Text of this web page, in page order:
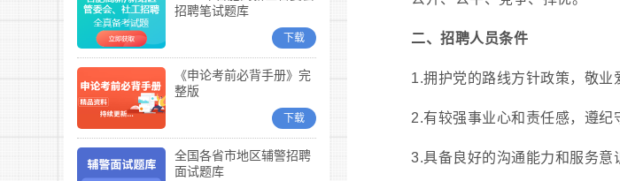
招聘笔试题库
下载
《申论考前必背手册》完
整版
下载
全国各省市地区辅警招聘
面试题库
二、招聘人员条件
1.拥护党的路线方针政策，敬
2.有较强事业心和责任感，遵纪
3.具备良好的沟通能力和服务意